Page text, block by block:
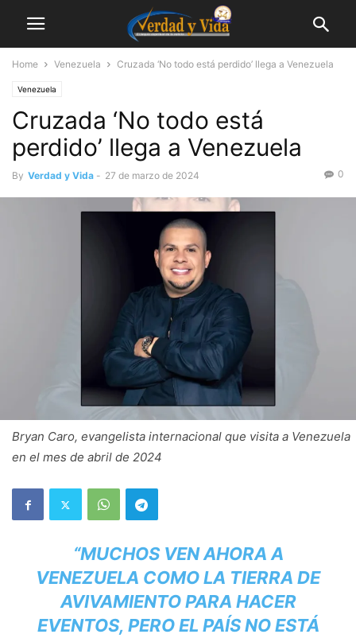
Home Venezuela Cruzada ‘No todo está perdido’ llega a Venezuela
Venezuela
Cruzada ‘No todo está
perdido’ llega a Venezuela
By Verdad y Vida - 27 de marzo de 2024 0
Bryan Caro, evangelista internacional que visita a Venezuela
en el mes de abril de 2024
“MUCHOS VEN AHORA A
VENEZUELA COMO LA TIERRA DE
AVIVAMIENTO PARA HACER
EVENTOS, PERO EL PAÍS NO ESTÁ